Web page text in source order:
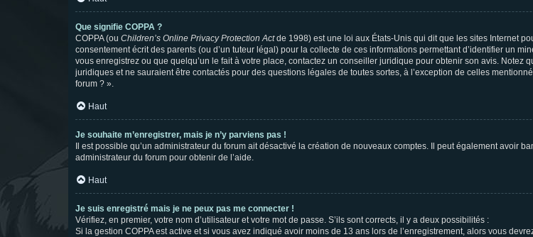
Que signifie COPPA ?
COPPA (ou Children’s Online Privacy Protection Actde 1998) est une loi aux États-Unis qui dit que les sites Internet
consentement écrit des parents (ou d’un tuteur légal) pour la collecte de ces informations permettant d’identifier un
vous enregistrez ou que quelqu’un le fait à votre place, contactez un conseiller juridique pour obtenir son avis.
juridiques et ne sauraient être contactés pour des questions légales de toutes sortes, à l’exception de celles
forum ? ».
Haut
Je souhaite m’enregistrer, mais je n’y parviens pas !
Il est possible qu’un administrateur du forum ait désactivé la création de nouveaux comptes. Il peut également avoir
administrateur du forum pour obtenir de l’aide.
Haut
Je suis enregistré mais je ne peux pas me connecter !
Vérifiez, en premier, votre nom d’utilisateur et votre mot de passe. S’ils sont corrects, il y a deux possibilités :
Si la gestion COPPA est active et si vous avez indiqué avoir moins de 13 ans lors de l’enregistrement, alors vous